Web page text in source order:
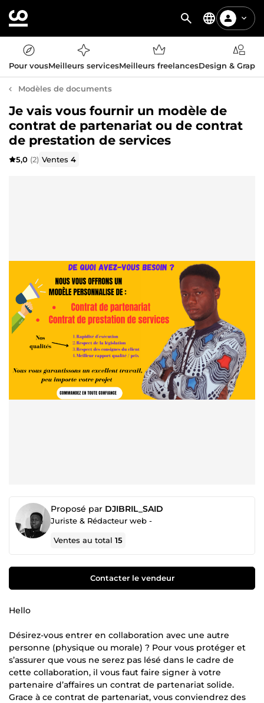
Pour vousMeilleurs servicesMeilleurs freelancesDesign &
Modèles de documents
Je vais vous fournir un modèle de
contrat de partenariat ou de contrat
de prestation de services
5,0 (2) Ventes4
Proposé par DJIBRIL_SAID
Juriste & Rédacteur web -
Ventes au total15
Contacter le vendeur
Hello
Désirez-vous entrer en collaboration avec une autre
personne (physique ou morale) ? Pour vous protéger et
s’assurer que vous ne serez pas lésé dans le cadre de
cette collaboration, il vous faut faire signer à votre
partenaire d’affaires un contrat de partenariat solide.
Grace à ce contrat de partenariat, vous conviendrez des